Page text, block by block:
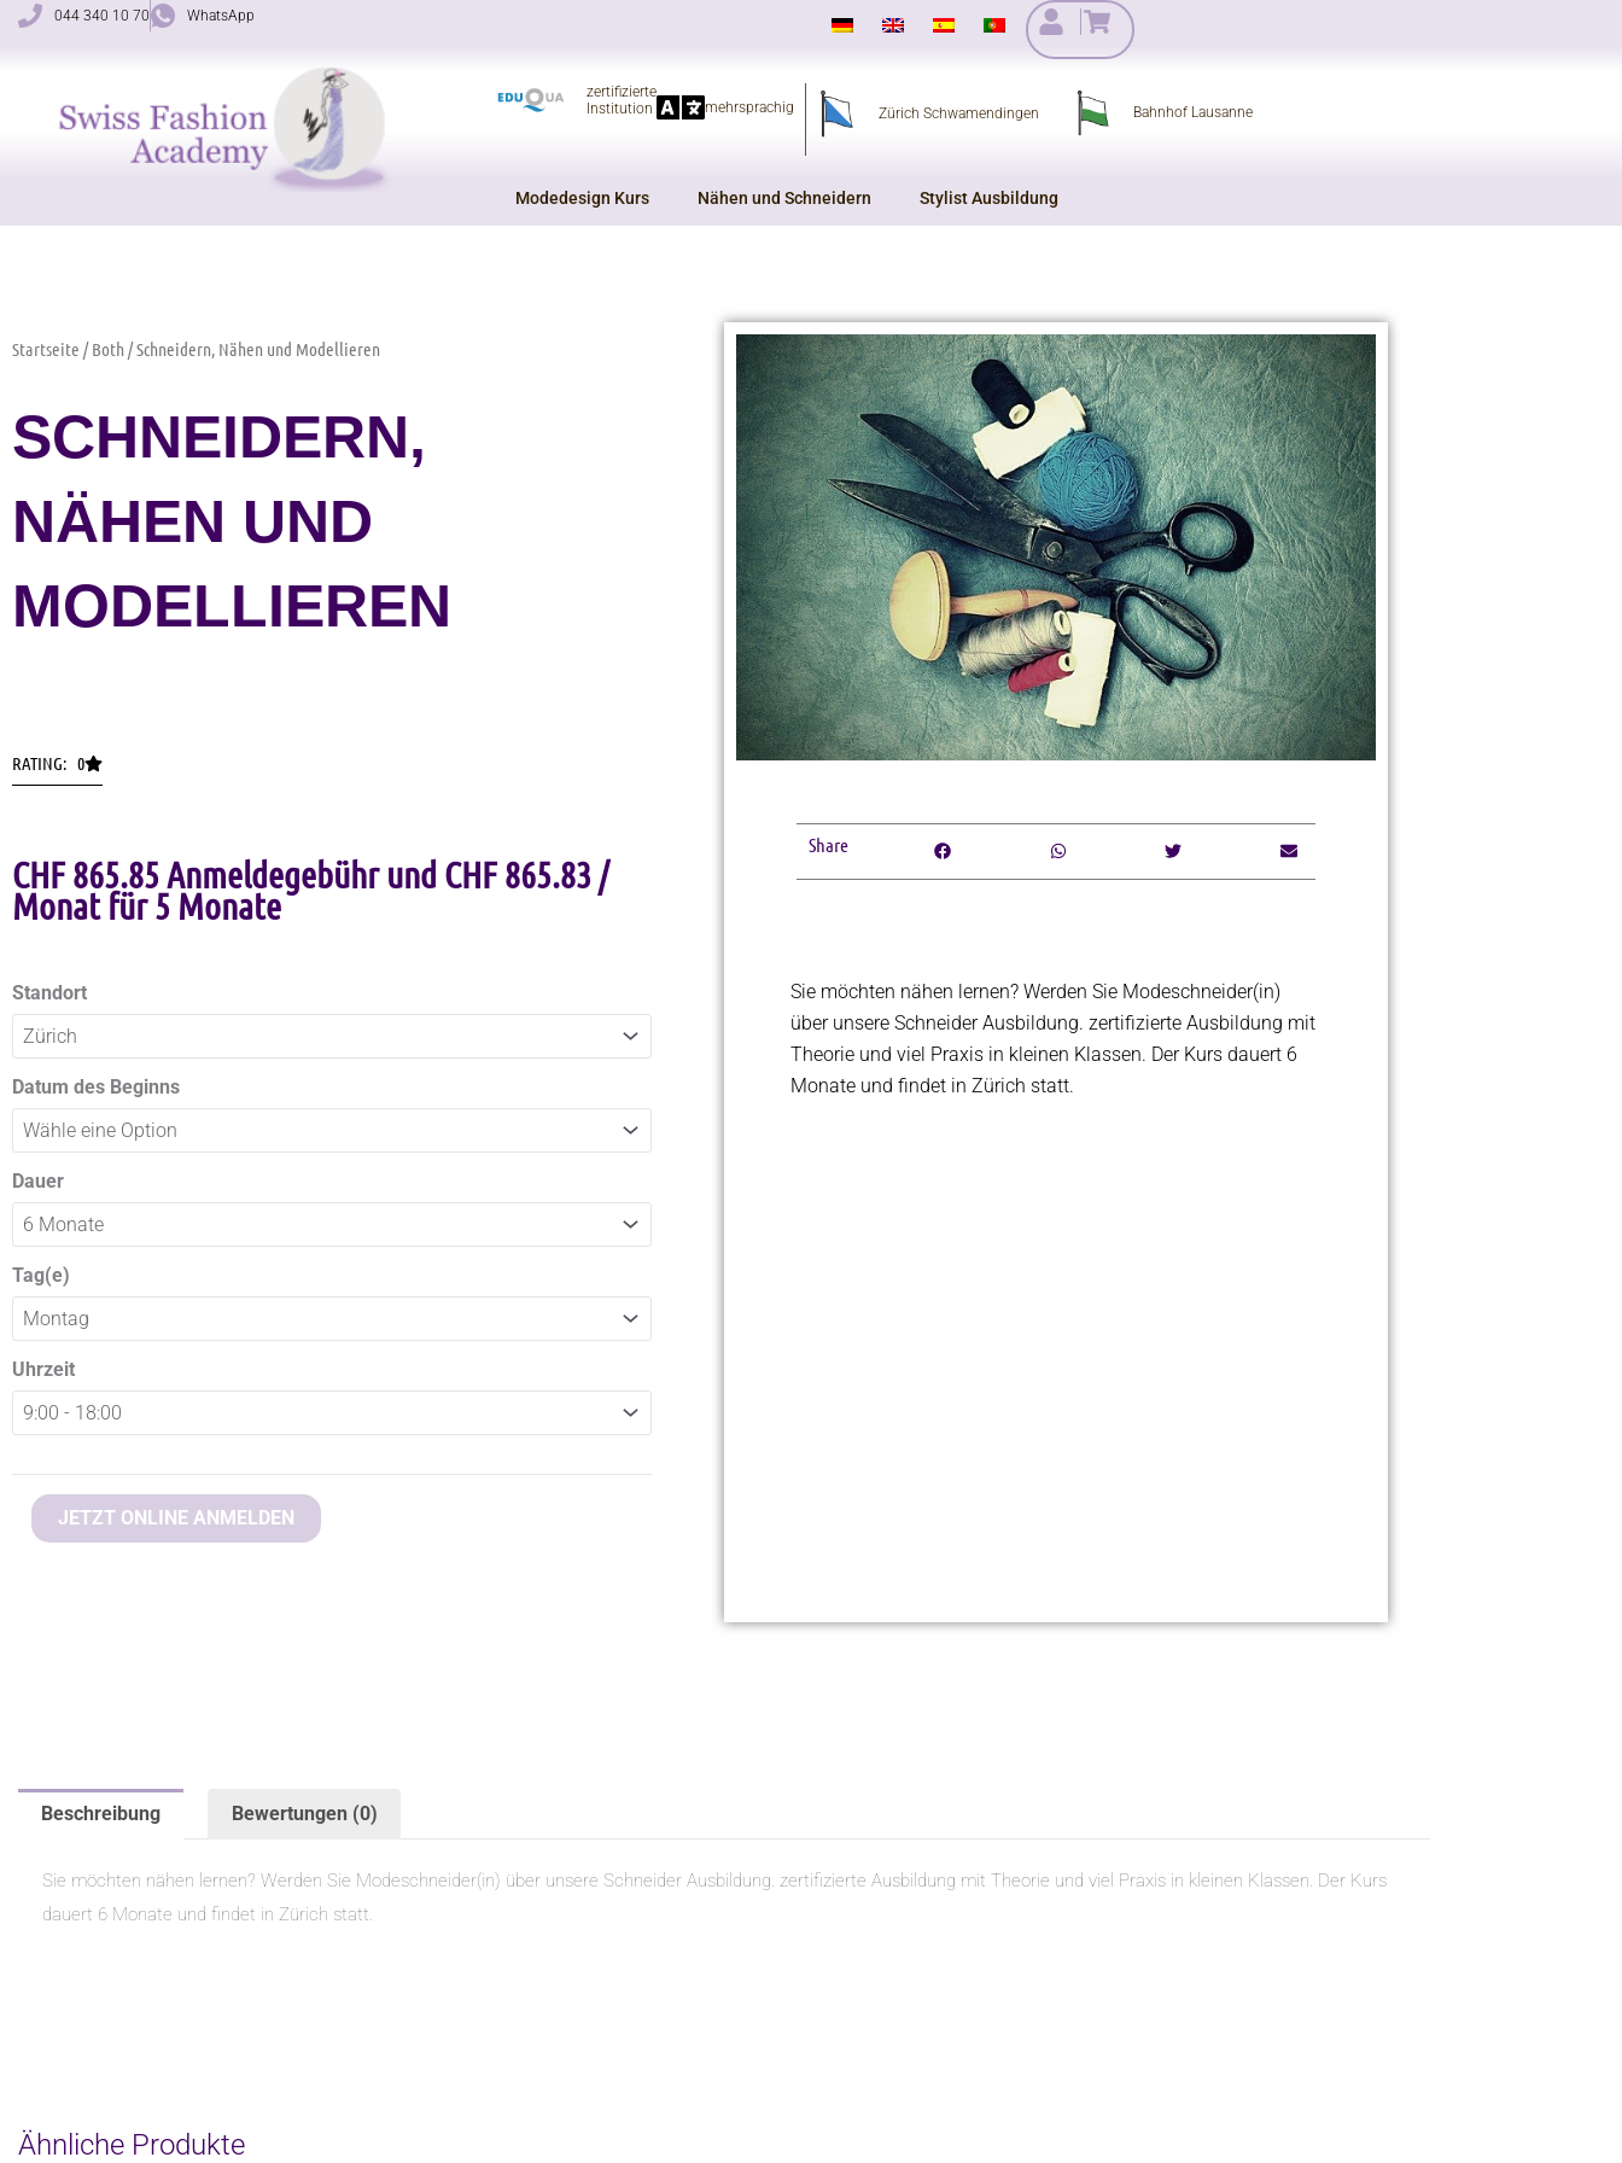
Zum
044 340 10 70 WhatsApp
zertifizierte
Institution
mehrsprachig Zürich Schwamendingen Bahnhof Lausanne
Modedesign Kurs Nähen und Schneidern Stylist Ausbildung
Startseite /Both / Schneidern, Nähen und Modellieren
SCHNEIDERN,
NÄHEN UND
MODELLIEREN
RATING: 0
CHF865.85 Anmeldegebühr und CHF865.83 /
Monat für 5 Monate
Standort
Datum des Beginns
Dauer
Tag(e)
Uhrzeit
Nähen
und
Menge
JETZT ONLINE ANMELDEN
Share
Sie möchten nähen lernen? Werden Sie Modeschneider(in)
über unsere Schneider Ausbildung. zertifizierte Ausbildung mit
Theorie und viel Praxis in kleinen Klassen. Der Kurs dauert 6
Monate und findet in Zürich statt.
Beschreibung Bewertungen (0)
Sie möchten nähen lernen? Werden Sie Modeschneider(in) über unsere Schneider Ausbildung. zertifizierte Ausbildung mit Theorie und viel Praxis in kleinen Klassen. Der Kurs
dauert 6 Monate und findet in Zürich statt.
Ähnliche Produkte